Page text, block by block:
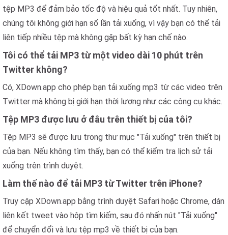
tệp MP3 để đảm bảo tốc độ và hiệu quả tốt nhất. Tuy nhiên,
chúng tôi không giới hạn số lần tải xuống, vì vậy bạn có thể tải
liên tiếp nhiều tệp mà không gặp bất kỳ hạn chế nào.
Tôi có thể tải MP3 từ một video dài 10 phút trên
Twitter không?
Có, XDown.app cho phép bạn tải xuống mp3 từ các video trên
Twitter mà không bị giới hạn thời lượng như các công cụ khác.
Tệp MP3 được lưu ở đâu trên thiết bị của tôi?
Tệp MP3 sẽ được lưu trong thư mục "Tải xuống" trên thiết bị
của bạn. Nếu không tìm thấy, bạn có thể kiểm tra lịch sử tải
xuống trên trình duyệt.
Làm thế nào để tải MP3 từ Twitter trên iPhone?
Truy cập XDown.app bằng trình duyệt Safari hoặc Chrome, dán
liên kết tweet vào hộp tìm kiếm, sau đó nhấn nút "Tải xuống"
để chuyển đổi và lưu tệp mp3 về thiết bị của bạn.